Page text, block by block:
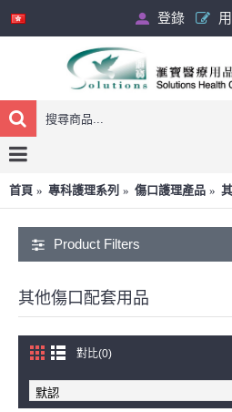
登錄
首頁 專科護理系列 傷口護理產品
Product Filters
其他傷口配套用品
對比(0)